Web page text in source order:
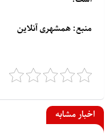
منبع: همشهری آنلاین
اخبار مشابه